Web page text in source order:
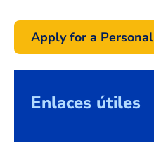
Apply for a
Enlaces útiles